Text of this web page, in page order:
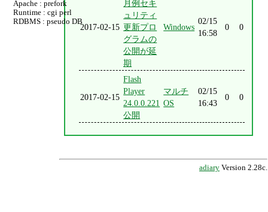
2017-02-15
月例セキ
ュリティ
更新プロ
グラムの
公開が延
期
Windows
02/15
16:58
0 0
2017-02-15
Flash
Player
24.0.0.221
公開
マルチ
OS
02/15
16:43
0 0
adiary Version 2.28c.
Apache : prefork
Runtime : cgi perl
RDBMS : pseudo DB